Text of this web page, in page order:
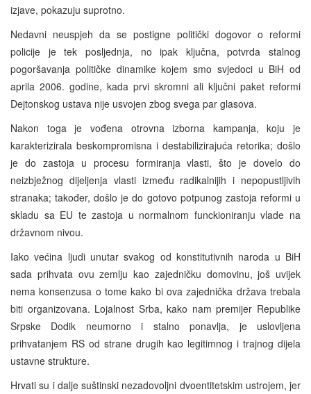
izjave, pokazuju suprotno.
Nedavni neuspjeh da se postigne politički dogovor o reformi
policije je tek posljednja, no ipak ključna, potvrda stalnog
pogoršavanja političke dinamike kojem smo svjedoci u BiH od
aprila 2006. godine, kada prvi skromni ali ključni paket reformi
Dejtonskog ustava nije usvojen zbog svega par glasova.
Nakon toga je vođena otrovna izborna kampanja, koju je
karakterizirala beskompromisna i destabilizirajuća retorika; došlo
je do zastoja u procesu formiranja vlasti, što je dovelo do
neizbježnog dijeljenja vlasti između radikalnijih i nepopustljivih
stranaka; također, došlo je do gotovo potpunog zastoja reformi u
skladu sa EU te zastoja u normalnom funckioniranju vlade na
državnom nivou.
Iako većina ljudi unutar svakog od konstitutivnih naroda u BiH
sada prihvata ovu zemlju kao zajedničku domovinu, još uvijek
nema konsenzusa o tome kako bi ova zajednička država trebala
biti organizovana. Lojalnost Srba, kako nam premijer Republike
Srpske Dodik neumorno i stalno ponavlja, je uslovljena
prihvatanjem RS od strane drugih kao legitimnog i trajnog dijela
ustavne strukture.
Hrvati su i dalje suštinski nezadovoljni dvoentitetskim ustrojem, jer